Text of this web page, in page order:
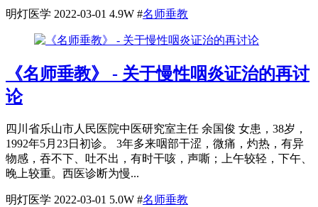
明灯医学 2022-03-01 4.9W #名师垂教
《名师垂教》 - 关于慢性咽炎证治的再讨
论
四川省乐山市人民医院中医研究室主任 余国俊 女患，38岁，
1992年5月23日初诊。 3年多来咽部干涩，微痛，灼热，有异
物感，吞不下、吐不出，有时干咳，声嘶；上午较轻，下午、
晚上较重。西医诊断为慢...
明灯医学 2022-03-01 5.0W #名师垂教